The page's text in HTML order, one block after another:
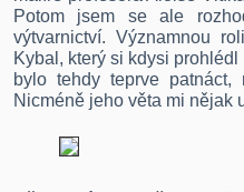
Potom jsem se ale
výtvarnictví. Významnou
Kybal, který si kdysi
bylo tehdy teprve
Nicméně jeho věta mi nějak